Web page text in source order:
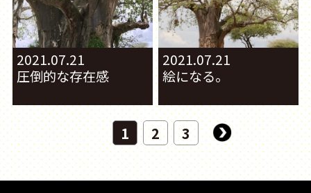
2021.07.21
圧倒的な存在感
2021.07.21
絵になる。
1 2 3